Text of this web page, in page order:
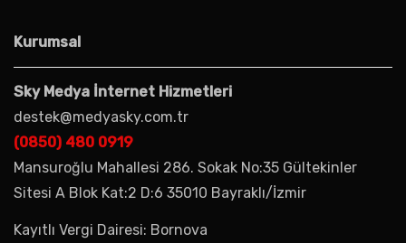
Kurumsal
Sky Medya İnternet Hizmetleri
destek@medyasky.com.tr
(0850) 480 0919
Mansuroğlu Mahallesi 286. Sokak No:35 Gültekinler
Sitesi A Blok Kat:2 D:6 35010 Bayraklı/İzmir
Kayıtlı Vergi Dairesi: Bornova